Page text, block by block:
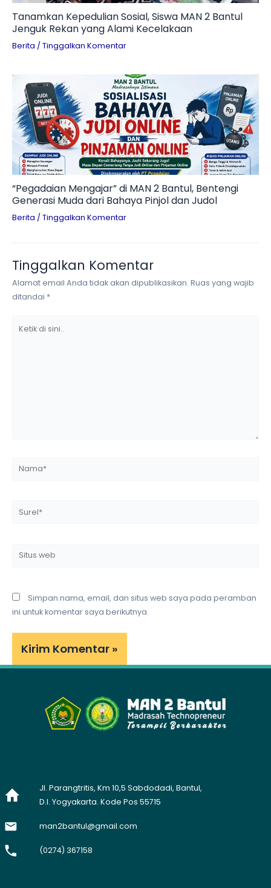
Tanamkan Kepedulian Sosial, Siswa MAN 2 Bantul
Jenguk Rekan yang Alami Kecelakaan
Berita / Tinggalkan Komentar
“Pegadaian Mengajar” di MAN 2 Bantul, Bentengi
Generasi Muda dari Bahaya Pinjol dan Judol
Berita / Tinggalkan Komentar
Tinggalkan Komentar
Alamat email Anda tidak akan dipublikasikan. Ruas yang wajib
ditandai *
Nama*
Situs
Simpan nama, email, dan situs web saya pada peramban
ini untuk komentar saya berikutnya.
Jl. Parangtritis, Km 10,5 Sabdodadi, Bantul,
D.I. Yogyakarta. Kode Pos 55715
man2bantul@gmail.com
(0274) 367158